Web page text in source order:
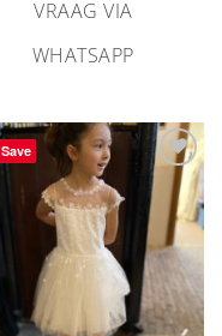
VRAAG VIA
WHATSAPP
Save
Aan
verlanglijst
toevoegen